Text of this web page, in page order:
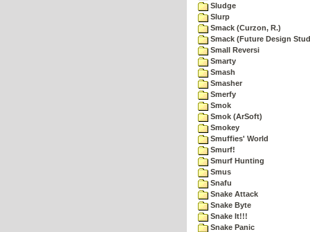
Sludge
Slurp
Smack (Curzon, R.)
Smack (Future Design
Small Reversi
Smarty
Smash
Smasher
Smerfy
Smok
Smok (ArSoft)
Smokey
Smuffies' World
Smurf!
Smurf Hunting
Smus
Snafu
Snake Attack
Snake Byte
Snake It!!!
Snake Panic